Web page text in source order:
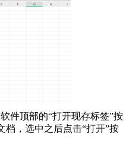
件顶部的“打开现存标签”按
档，选中之后点击“打开”按